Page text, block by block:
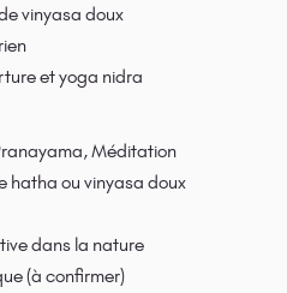
vinyasa doux
et yoga nidra
Méditation
hatha ou vinyasa doux
dans la nature
(à confirmer)